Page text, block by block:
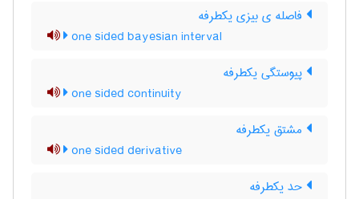
فاصله ی بیزی یکطرفه
one sided bayesian interval
پیوستگی یکطرفه
one sided continuity
مشتق یکطرفه
one sided derivative
حد یکطرفه